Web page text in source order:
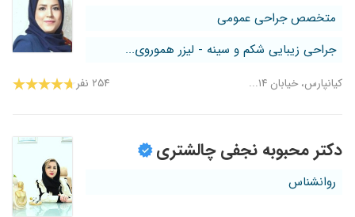
متخصص جراحی عمومی
جراحی زیبایی شکم و سینه - لیزر هموروی...
کیانپارس، خیابان ۱۴... ۲۵۴ نفر
دکتر محبوبه نجفی چالشتری
روانشناس